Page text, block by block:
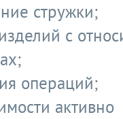
стружки;
с
операций;
активно